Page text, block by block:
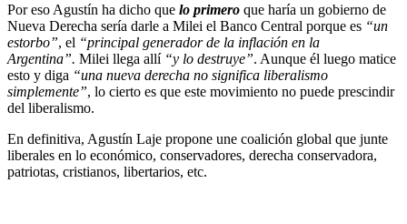
Por eso Agustín ha dicho que lo primero que haría un gobierno de
Nueva Derecha sería darle a Milei el Banco Central porque es “un
estorbo”, el “principal generador de la inflación en la
Argentina”. Milei llega allí “y lo destruye”. Aunque él luego matice
esto y diga “una nueva derecha no significa liberalismo
simplemente”, lo cierto es que este movimiento no puede prescindir
del liberalismo.
En definitiva, Agustín Laje propone une coalición global que junte
liberales en lo económico, conservadores, derecha conservadora,
patriotas, cristianos, libertarios, etc.